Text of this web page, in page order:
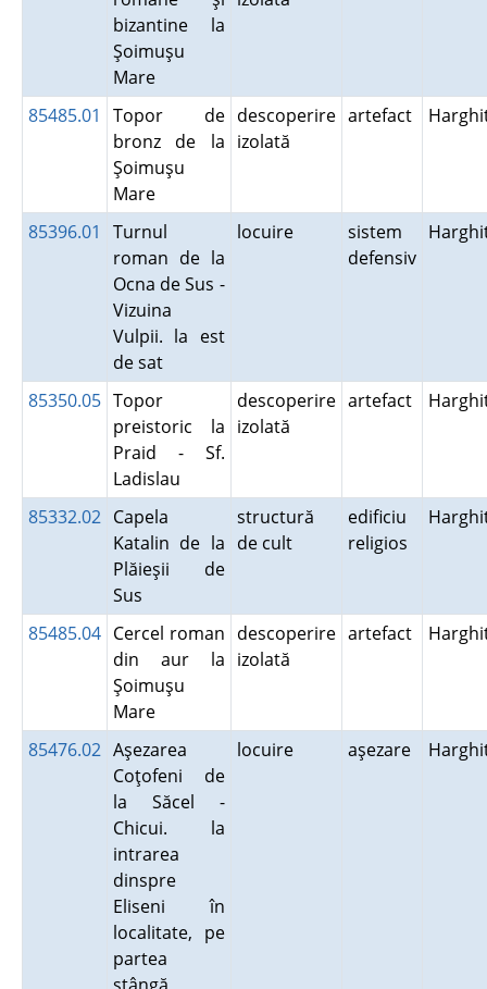
bizantine la
Şoimuşu
Mare
85485.01
Topor de
bronz de la
Şoimuşu
Mare
descoperire
izolată
artefact
85396.01
Turnul
roman de la
Ocna de Sus -
Vizuina
Vulpii. la est
de sat
locuire
sistem
defensiv
85350.05 Topor
preistoric la
Praid - Sf.
Ladislau
descoperire
izolată
artefact
85332.02 Capela
Katalin de la
Plăieşii de
Sus
structură
de cult
edificiu
religios
85485.04 Cercel roman
din aur la
Şoimuşu
Mare
descoperire
izolată
artefact
85476.02 Aşezarea
Coţofeni de
la Săcel -
Chicui. la
intrarea
dinspre
Eliseni în
localitate, pe
partea
locuire aşezare